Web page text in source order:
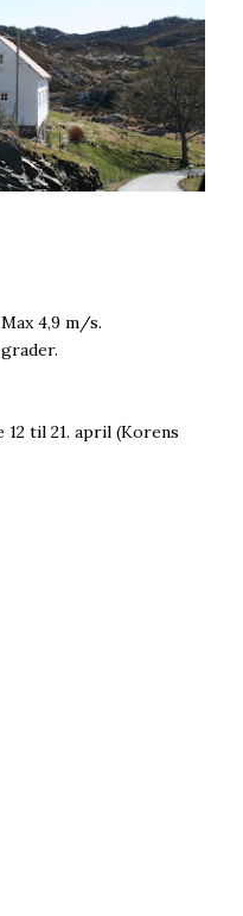
4,9 m/s.
til 21. april (Korens